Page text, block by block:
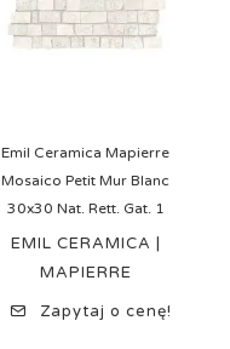
Emil Ceramica Mapierre
Mosaico Petit Mur Blanc
30x30 Nat. Rett. Gat. 1
EMIL CERAMICA |
MAPIERRE
Zapytaj o cenę!